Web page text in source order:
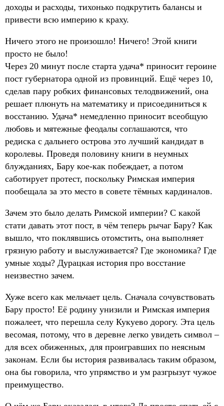
доходы и расходы, тихонько подкрутить балансы и
привести всю империю к краху.
Ничего этого не произошло! Ничего! Этой книги
просто не было!
Через 20 минут после старта удача* приносит героине
пост губернатора одной из провинций. Ещё через 10,
сделав пару робких финансовых телодвижений, она
решает плюнуть на математику и присоединиться к
восстанию. Удача* немедленно приносит всеобщую
любовь и мятежные феодалы соглашаются, что
редиска с дальнего острова это лучший кандидат в
королевы. Проведя половину книги в неумных
блужданиях, Бару кое-как побеждает, а потом
саботирует протест, поскольку Римская империя
пообещала за это место в совете тёмных кардиналов.
Зачем это было делать Римской империи? С какой
стати давать этот пост, в чём теперь рычаг Бару? Как
вышло, что поклявшись отомстить, она выполняет
грязную работу и выслуживается? Где экономика? Где
умные ходы? Дурацкая история про восстание
неизвестно зачем.
Хуже всего как мельчает цель. Сначала сочувствовать
Бару просто! Её родину унизили и Римская империя
пожалеет, что перешла селу Кукуево дорогу. Эта цель
весомая, потому, что в деревне легко увидеть символ –
для всех обиженных, для проигравших по неясным
законам. Если бы история развивалась таким образом,
она бы говорила, что упрямство и ум разгрызут чужое
преимущество.